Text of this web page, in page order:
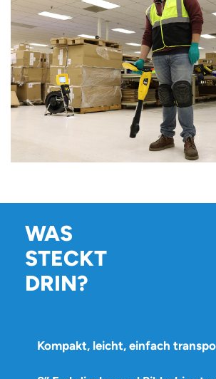
WAS
STECKT
DRIN?
Kompakt, leicht, einfach